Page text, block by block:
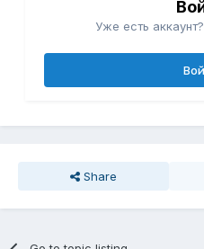
Уже есть
Share